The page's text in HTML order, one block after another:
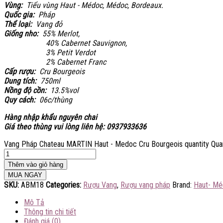
Vùng: Tiểu vùng Haut - Médoc, Médoc, Bordeaux.
Quốc gia: Pháp
Thể loại: Vang đỏ
Giống nho: 55% Merlot,
40% Cabernet Sauvignon,
3% Petit Verdot
2% Cabernet Franc
Cấp rượu: Cru Bourgeois
Dung tích: 750ml
Nồng độ cồn: 13.5%vol
Quy cách: 06c/thùng
Hàng nhập khẩu nguyên chai
Giá theo thùng vui lòng liên hệ: 0937933636
Vang Pháp Chateau MARTIN Haut - Medoc Cru Bourgeois quantity
Thêm vào giỏ hàng
MUA NGAY
SKU: ABM18 Categories: Rượu Vang, Rượu vang pháp Brand: Haut-
Mô Tả
Thông tin chi tiết
Đánh giá (0)